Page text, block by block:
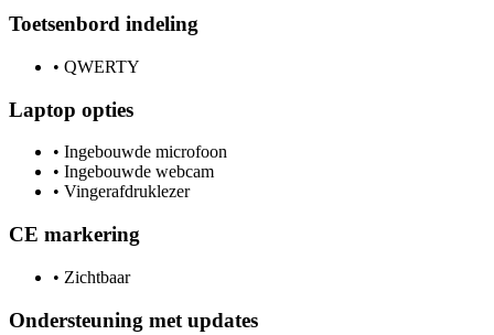
Toetsenbord indeling
• QWERTY
Laptop opties
• Ingebouwde microfoon
• Ingebouwde webcam
• Vingerafdruklezer
CE markering
• Zichtbaar
Ondersteuning met updates